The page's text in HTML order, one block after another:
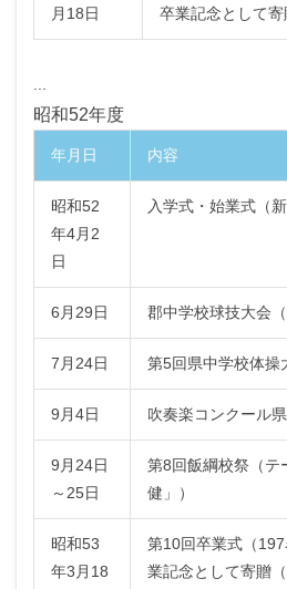
月18日
卒業記念として寄
昭和52年度
年月日 内容
昭和52
年4月2
日
入学式・始業式（
6月29日 郡中学校球技大会（
7月24日 第5回県中学校体操
9月4日 吹奏楽コンクール
9月24日
～25日
第8回飯綱校祭（テ
健」）
昭和53
年3月18
第10回卒業式（
業記念として寄贈（